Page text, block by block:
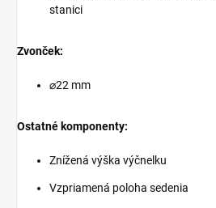
stanici
Zvonček:
⌀22 mm
Ostatné komponenty:
Znížená výška výčnelku
Vzpriamená poloha sedenia